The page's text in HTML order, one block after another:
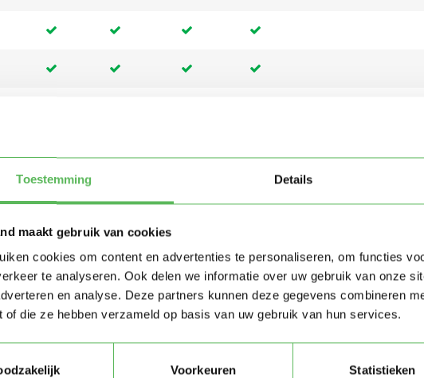
Toestemming Details
maakt gebruik van cookies
cookies om content en advertenties te personaliseren, om functies
te analyseren. Ook delen we informatie over uw gebruik van onze
en analyse. Deze partners kunnen deze gegevens combineren
of die ze hebben verzameld op basis van uw gebruik van hun services.
Voorkeuren Statistieken
Kaylynn